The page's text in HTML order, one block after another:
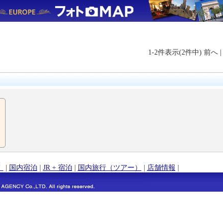
1-2件表示(2件中) 前へ |
| 国内宿泊 | JR + 宿泊 | 国内旅行（ツアー） | 店舗情報 |